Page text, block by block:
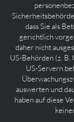
dass Sie als
gerichtlich
daher nicht
US-Behörden (z.
US-Servern
auswerten und
haben auf diese